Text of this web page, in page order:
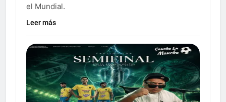
el Mundial.
Leer más